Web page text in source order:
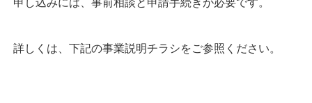
詳しくは、下記の事業説明チラシをご参照ください。